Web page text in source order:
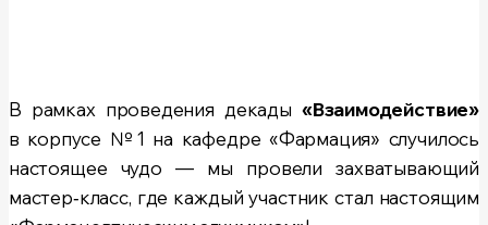
В рамках проведения декады «Взаимодействие»
в корпусе №1 на кафедре «Фармация» случилось
настоящее чудо — мы провели захватывающий
мастер‑класс, где каждый участник стал настоящим